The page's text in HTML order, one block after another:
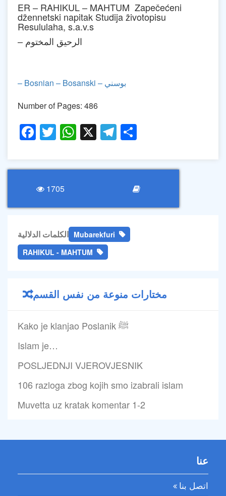
ER – RAHIKUL – MAHTUM Zapečećeni
džennetski napitak Studija životopisu
Resululaha, s.a.v.s
– الرحيق المختوم
– Bosnian – Bosanski – بوسني
Number of Pages: 486
Facebook
Twitter
WhatsApp
X Telegram
1705
الكلمات الدلالية Mubarekfuri
RAHIKUL - MAHTUM
مختارات منوعة من نفس القسم
Kako je klanjao Poslanik ﷺ
Islam je…
POSLJEDNJI VJEROVJESNIK
106 razloga zbog kojih smo izabrali islam
Muvetta uz kratak komentar 1-2
عنا
اتصل بنا